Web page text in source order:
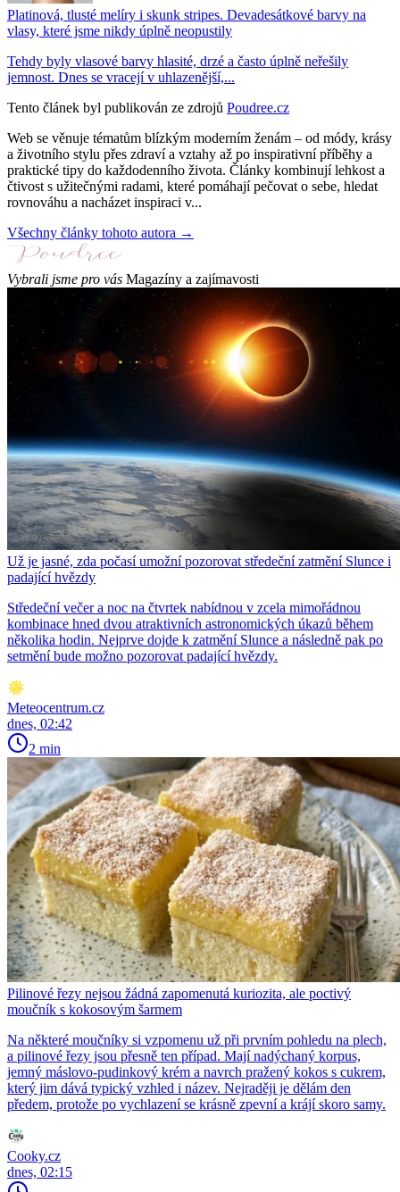
Platinová, tlusté melíry i skunk stripes. Devadesátkové barvy na
vlasy, které jsme nikdy úplně neopustily
Tehdy byly vlasové barvy hlasité, drzé a často úplně neřešily
jemnost. Dnes se vracejí v uhlazenější,...
Tento článek byl publikován ze zdrojů Poudree.cz
Web se věnuje tématům blízkým moderním ženám – od módy, krásy
a životního stylu přes zdraví a vztahy až po inspirativní příběhy a
praktické tipy do každodenního života. Články kombinují lehkost a
čtivost s užitečnými radami, které pomáhají pečovat o sebe, hledat
rovnováhu a nacházet inspiraci v...
Všechny články tohoto autora →
Vybrali jsme pro vás Magazíny a zajímavosti
Už je jasné, zda počasí umožní pozorovat středeční zatmění Slunce i
padající hvězdy
Středeční večer a noc na čtvrtek nabídnou v zcela mimořádnou
kombinace hned dvou atraktivních astronomických úkazů během
několika hodin. Nejprve dojde k zatmění Slunce a následně pak po
setmění bude možno pozorovat padající hvězdy.
Meteocentrum.cz
dnes, 02:42
2 min
Pilinové řezy nejsou žádná zapomenutá kuriozita, ale poctivý
moučník s kokosovým šarmem
Na některé moučníky si vzpomenu už při prvním pohledu na plech,
a pilinové řezy jsou přesně ten případ. Mají nadýchaný korpus,
jemný máslovo-pudinkový krém a navrch pražený kokos s cukrem,
který jim dává typický vzhled i název. Nejraději je dělám den
předem, protože po vychlazení se krásně zpevní a krájí skoro samy.
Cooky.cz
dnes, 02:15